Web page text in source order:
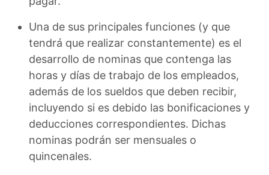
Una de sus principales funciones (y que
tendrá que realizar constantemente) es el
desarrollo de nominas que contenga las
horas y días de trabajo de los empleados,
además de los sueldos que deben recibir,
incluyendo si es debido las bonificaciones y
deducciones correspondientes. Dichas
nominas podrán ser mensuales o
quincenales.